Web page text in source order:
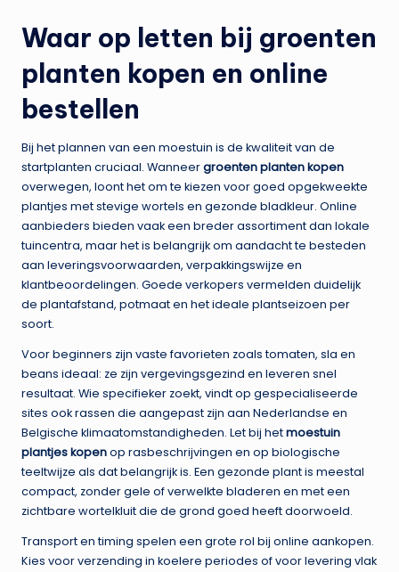
Waar op letten bij groenten
planten kopen en online
bestellen
Bij het plannen van een moestuin is de kwaliteit van de
startplanten cruciaal. Wanneergroenten planten kopen
overwegen, loont het om te kiezen voor goed opgekweekte
plantjes met stevige wortels en gezonde bladkleur. Online
aanbieders bieden vaak een breder assortiment dan lokale
tuincentra, maar het is belangrijk om aandacht te besteden
aan leveringsvoorwaarden, verpakkingswijze en
klantbeoordelingen. Goede verkopers vermelden duidelijk
de plantafstand, potmaat en het ideale plantseizoen per
soort.
Voor beginners zijn vaste favorieten zoals tomaten, sla en
beans ideaal: ze zijn vergevingsgezind en leveren snel
resultaat. Wie specifieker zoekt, vindt op gespecialiseerde
sites ook rassen die aangepast zijn aan Nederlandse en
Belgische klimaatomstandigheden. Let bij hetmoestuin
plantjes kopenop rasbeschrijvingen en op biologische
teeltwijze als dat belangrijk is. Een gezonde plant is meestal
compact, zonder gele of verwelkte bladeren en met een
zichtbare wortelkluit die de grond goed heeft doorwoeld.
Transport en timing spelen een grote rol bij online aankopen.
Kies voor verzending in koelere periodes of voor levering vlak